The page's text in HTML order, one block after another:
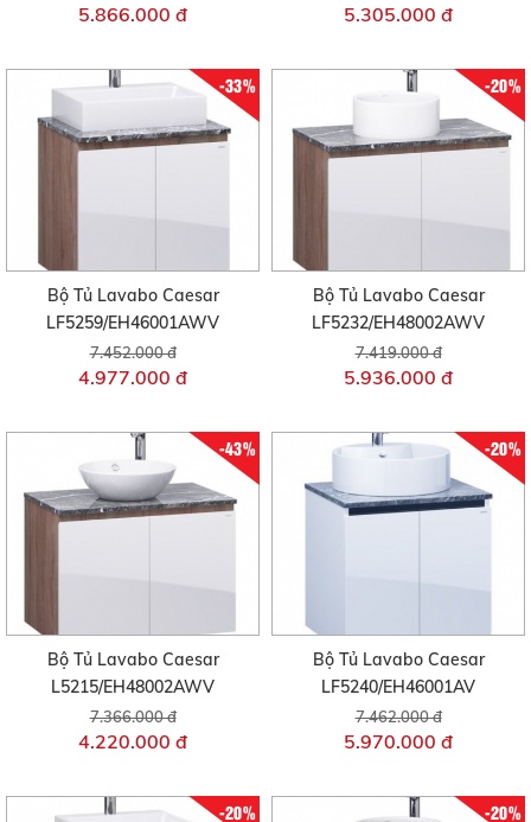
5.866.000 đ 5.305.000 đ
-33%
Bộ Tủ Lavabo Caesar
LF5259/EH46001AWV
7.452.000 đ
4.977.000 đ
-20%
Bộ Tủ Lavabo Caesar
LF5232/EH48002AWV
7.419.000 đ
5.936.000 đ
-43%
Bộ Tủ Lavabo Caesar
L5215/EH48002AWV
7.366.000 đ
4.220.000 đ
-20%
Bộ Tủ Lavabo Caesar
LF5240/EH46001AV
7.462.000 đ
5.970.000 đ
-20% -20%